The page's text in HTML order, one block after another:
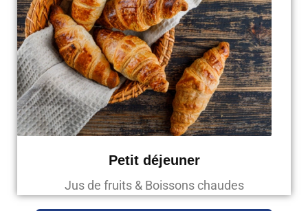
Petit déjeuner
Jus de fruits & Boissons chaudes